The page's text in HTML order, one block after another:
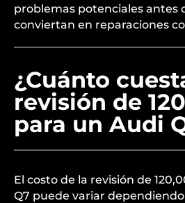
problemas potenciales antes
conviertan en reparaciones
¿Cuánto
revisión de
para un Audi
El costo de la revisión de
Q7 puede variar